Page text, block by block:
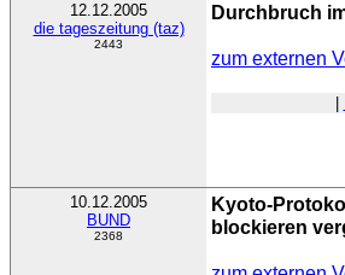
12.12.2005
die tageszeitung (taz)
2443
Durchbruch
zum externen
10.12.2005
BUND
2368
Kyoto-
blockieren